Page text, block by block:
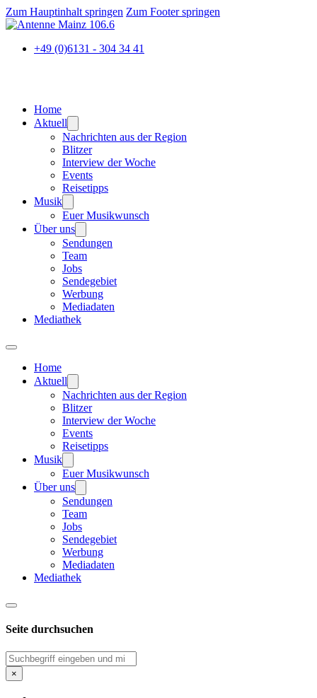
Zum Hauptinhalt springen Zum Footer springen
+49 (0)6131 - 304 34 41
Home
Aktuell
Nachrichten aus der Region
Blitzer
Interview der Woche
Events
Reisetipps
Musik
Euer Musikwunsch
Über uns
Sendungen
Team
Jobs
Sendegebiet
Werbung
Mediadaten
Mediathek
Home
Aktuell
Nachrichten aus der Region
Blitzer
Interview der Woche
Events
Reisetipps
Musik
Euer Musikwunsch
Über uns
Sendungen
Team
Jobs
Sendegebiet
Werbung
Mediadaten
Mediathek
Seite durchsuchen
Suchen
×